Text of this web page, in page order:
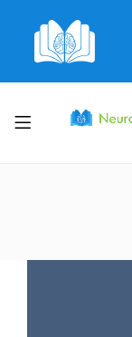
Toggle
menu